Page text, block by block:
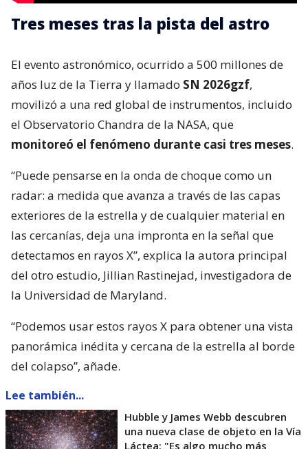
Tres meses tras la pista del astro
El evento astronómico, ocurrido a 500 millones de
años luz de la Tierra y llamado SN 2026gzf,
movilizó a una red global de instrumentos, incluido
el Observatorio Chandra de la NASA, que
monitoreó el fenómeno durante casi tres meses.
“Puede pensarse en la onda de choque como un
radar: a medida que avanza a través de las capas
exteriores de la estrella y de cualquier material en
las cercanías, deja una impronta en la señal que
detectamos en rayos X”, explica la autora principal
del otro estudio, Jillian Rastinejad, investigadora de
la Universidad de Maryland.
“Podemos usar estos rayos X para obtener una vista
panorámica inédita y cercana de la estrella al borde
del colapso”, añade.
Lee también...
Hubble y James Webb descubren
una nueva clase de objeto en la Vía
Láctea: "Es algo mucho más